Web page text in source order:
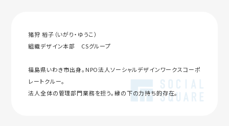
猪狩 裕子（いがり・ゆうこ）
組織デザイン本部 CSグループ
福島県いわき市出身。NPO法人ソーシャルデザインワークスコーポ
レートクルー。
法人全体の管理部門業務を担う。縁の下の力持ち的存在。